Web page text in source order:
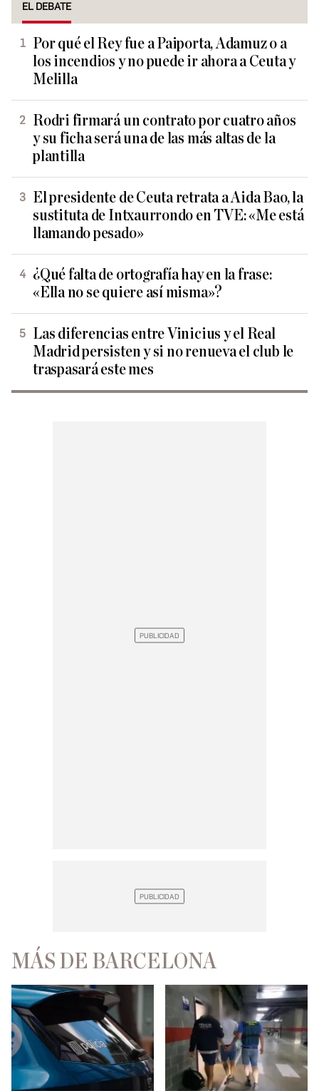
EL DEBATE
Por qué el Rey fue a Paiporta, Adamuz o a
los incendios y no puede ir ahora a Ceuta y
Melilla
Rodri firmará un contrato por cuatro años
y su ficha será una de las más altas de la
plantilla
El presidente de Ceuta retrata a Aida Bao, la
sustituta de Intxaurrondo en TVE: «Me está
llamando pesado»
¿Qué falta de ortografía hay en la frase:
«Ella no se quiere así misma»?
Las diferencias entre Vinicius y el Real
Madrid persisten y si no renueva el club le
traspasará este mes
MÁS DE BARCELONA